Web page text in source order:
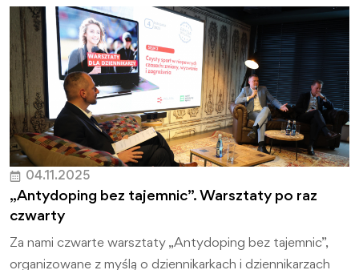
04.11.2025
„Antydoping bez tajemnic”. Warsztaty po raz
czwarty
Za nami czwarte warsztaty „Antydoping bez tajemnic”,
organizowane z myślą o dziennikarkach i dziennikarzach